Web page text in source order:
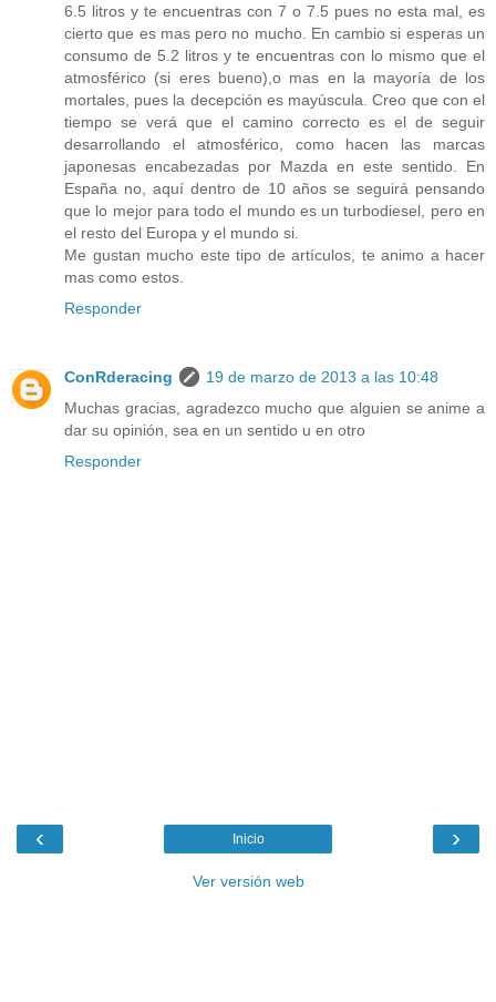
6.5 litros y te encuentras con 7 o 7.5 pues no esta mal, es
cierto que es mas pero no mucho. En cambio si esperas un
consumo de 5.2 litros y te encuentras con lo mismo que el
atmosférico (si eres bueno),o mas en la mayoría de los
mortales, pues la decepción es mayúscula. Creo que con el
tiempo se verá que el camino correcto es el de seguir
desarrollando el atmosférico, como hacen las marcas
japonesas encabezadas por Mazda en este sentido. En
España no, aquí dentro de 10 años se seguirá pensando
que lo mejor para todo el mundo es un turbodiesel, pero en
el resto del Europa y el mundo si.
Me gustan mucho este tipo de artículos, te animo a hacer
mas como estos.
Responder
ConRderacing
19 de marzo de 2013 a las 10:48
Muchas gracias, agradezco mucho que alguien se anime a
dar su opinión, sea en un sentido u en otro
Responder
‹ ›
Inicio
Ver versión web